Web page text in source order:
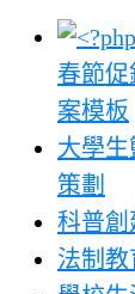
春節
案模板
大學
策劃
科普創
法制教